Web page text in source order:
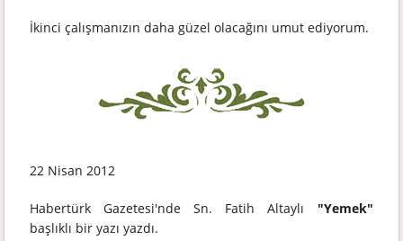
İkinci çalışmanızın daha güzel olacağını umut ediyorum.
22 Nisan 2012
Habertürk Gazetesi'nde Sn. Fatih Altaylı "Yemek"
başlıklı bir yazı yazdı.